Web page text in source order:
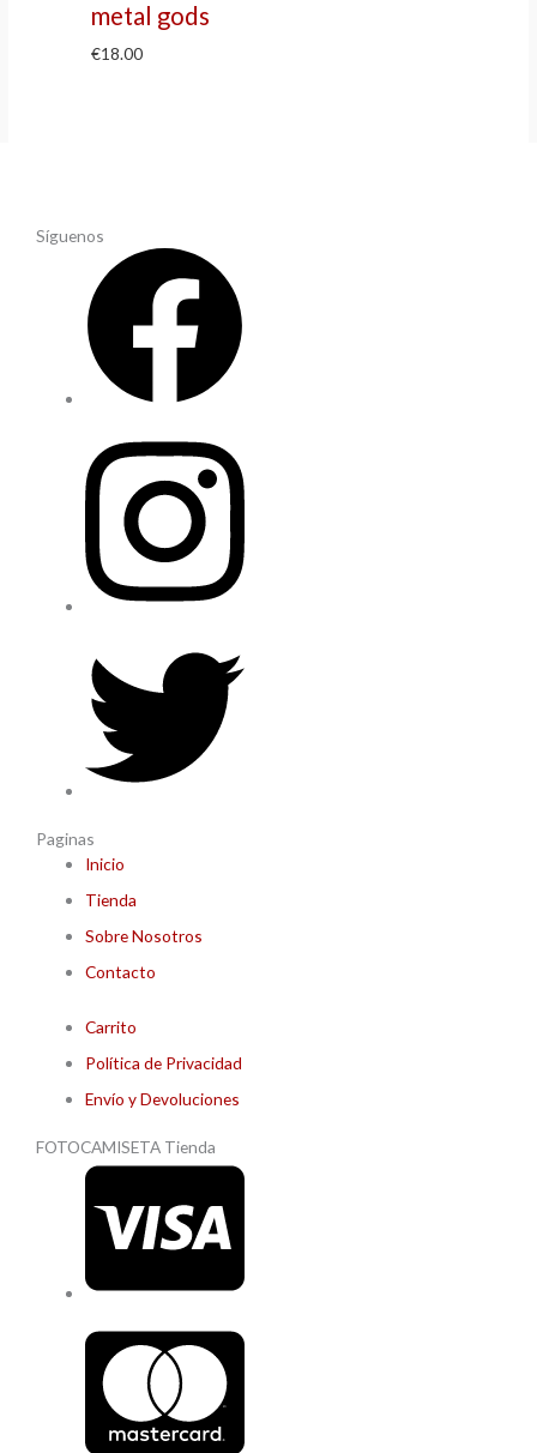
metal gods
€18.00
Síguenos
Paginas
Inicio
Tienda
Sobre Nosotros
Contacto
Carrito
Política de Privacidad
Envío y Devoluciones
FOTOCAMISETA Tienda